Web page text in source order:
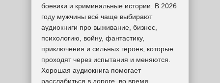
боевики и криминальные истории. В 2026
году мужчины всё чаще выбирают
аудиокниги про выживание, бизнес,
психологию, войну, фантастику,
приключения и сильных героев, которые
проходят через испытания и меняются.
Хорошая аудиокнига помогает
расслабиться в дороге, во время